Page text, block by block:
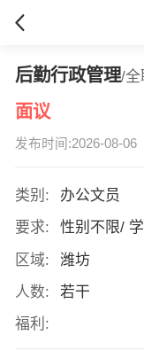
后勤行政管理/全
面议
发布时间:2026-08-06
类别:
办公文员
要求:
性别不限/
区域:
潍坊
人数:
若干
福利: